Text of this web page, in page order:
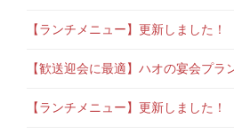
【ランチメニュー】更新しました！
【歓送迎会に最適】ハオの宴会プラ
【ランチメニュー】更新しました！